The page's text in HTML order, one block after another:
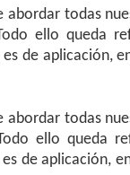
todas
ello queda
es de aplicación,
todas
ello queda
de aplicación,